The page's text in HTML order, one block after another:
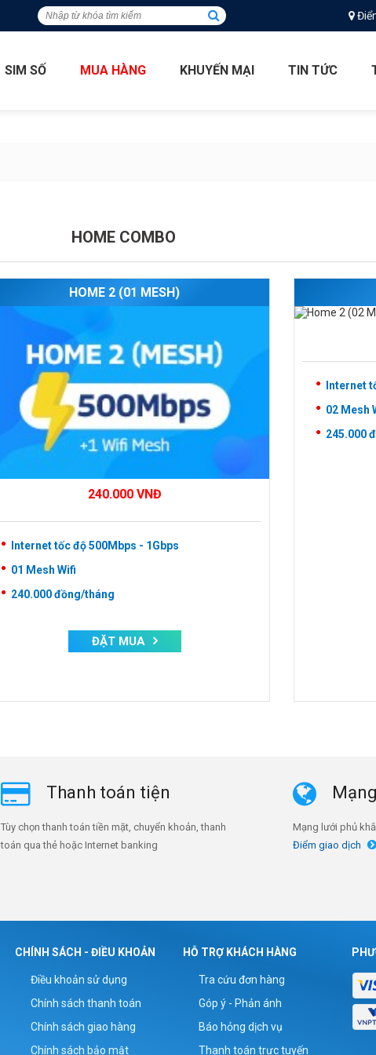
SIM SỐ MUA HÀNG KHUYẾN MẠI TIN TỨC
HOME COMBO
HOME 2 (01 MESH)
240.000VNĐ
Internet tốc độ 500Mbps - 1Gbps
01 Mesh Wifi
240.000đồng/tháng
ĐẶT MUA
Internet
02 Mesh
245.000
Thanh toán tiện
Tùy chọn thanh toán tiền mặt, chuyển khoản, thanh
toán qua thẻ hoặc Internet banking
Mạng lưới phủ
Điểm giao dịch
CHÍNH SÁCH - ĐIỀU KHOẢN
Điều khoản sử dụng
Chính sách thanh toán
Chính sách giao hàng
Chính sách bảo mật
HỖ TRỢ KHÁCH HÀNG
Tra cứu đơn hàng
Góp ý - Phản ánh
Báo hỏng dịch vụ
Thanh toán trực tuyến